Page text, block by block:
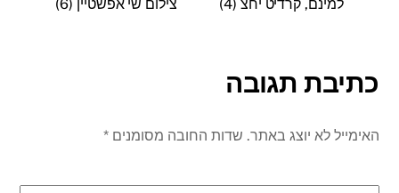
למינם, קרדיט יחצ (4)
צילום שי אפשטיין (6)
כתיבת תגובה
האימייל לא יוצג באתר. שדות החובה מסומנים*